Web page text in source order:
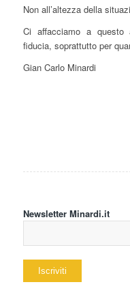
Non all’altezza della
Ci affacciamo a questo
fiducia, soprattutto per
Gian Carlo Minardi
Newsletter Minardi.it